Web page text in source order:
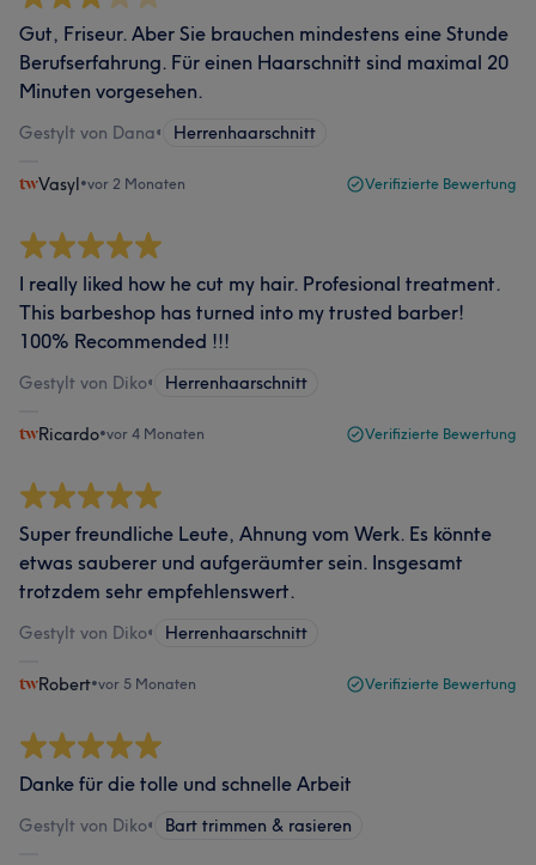
Gut, Friseur. Aber Sie brauchen mindestens eine Stunde
Berufserfahrung. Für einen Haarschnitt sind maximal 20
Minuten vorgesehen.
Gestylt von Dana• Herrenhaarschnitt
Vasyl•vor 2 Monaten Verifizierte Bewertung
I really liked how he cut my hair. Profesional treatment.
This barbeshop has turned into my trusted barber!
100% Recommended !!!
Gestylt von Diko• Herrenhaarschnitt
Ricardo•vor 4 Monaten Verifizierte Bewertung
Super freundliche Leute, Ahnung vom Werk. Es könnte
etwas sauberer und aufgeräumter sein. Insgesamt
trotzdem sehr empfehlenswert.
Gestylt von Diko• Herrenhaarschnitt
Robert•vor 5 Monaten Verifizierte Bewertung
Danke für die tolle und schnelle Arbeit
Gestylt von Diko• Bart trimmen & rasieren